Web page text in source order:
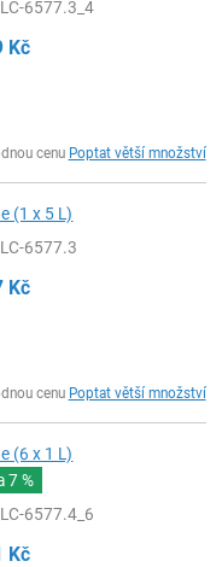
6577.3_4
Kč
cenu Poptat větší množství
(1 x 5 L)
6577.3
Kč
cenu Poptat větší množství
(6 x 1 L)
7 %
6577.4_6
Kč